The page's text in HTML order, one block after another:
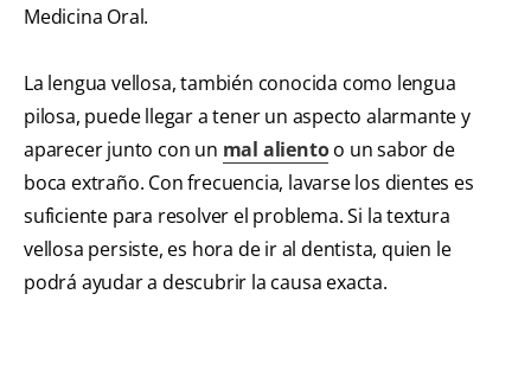
Medicina Oral.
La lengua vellosa, también conocida como lengua
pilosa, puede llegar a tener un aspecto alarmante y
aparecer junto con un mal alientoo un sabor de
boca extraño. Con frecuencia, lavarse los dientes es
suficiente para resolver el problema. Si la textura
vellosa persiste, es hora de ir al dentista, quien le
podrá ayudar a descubrir la causa exacta.